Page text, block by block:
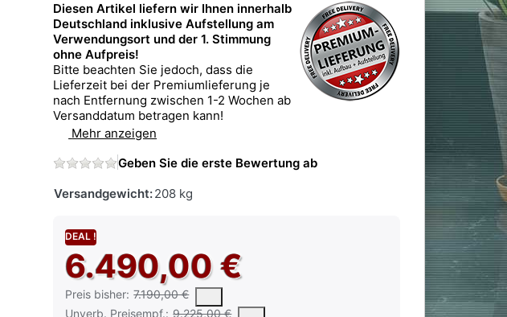
Diesen Artikel liefern wir Ihnen innerhalb
Deutschland inklusive Aufstellung am
Verwendungsort und der 1. Stimmung
ohne Aufpreis!
Bitte beachten Sie jedoch, dass die
Lieferzeit bei der Premiumlieferung je
nach Entfernung zwischen 1-2 Wochen ab
Versanddatum betragen kann!
Mehr anzeigen
Geben Sie die erste Bewertung ab
Versandgewicht:208 kg
DEAL !
6.490,00 €
Preis bisher: 7.190,00 €
Es handelt sich um den niedrigsten Preis des Produktes in den letzten 30 Tagen
Unverb. Preisempf.: 9.225,00 €
Die UVP ist der vorgeschlagene oder empfohlene Verkaufspreis eines Produkts,